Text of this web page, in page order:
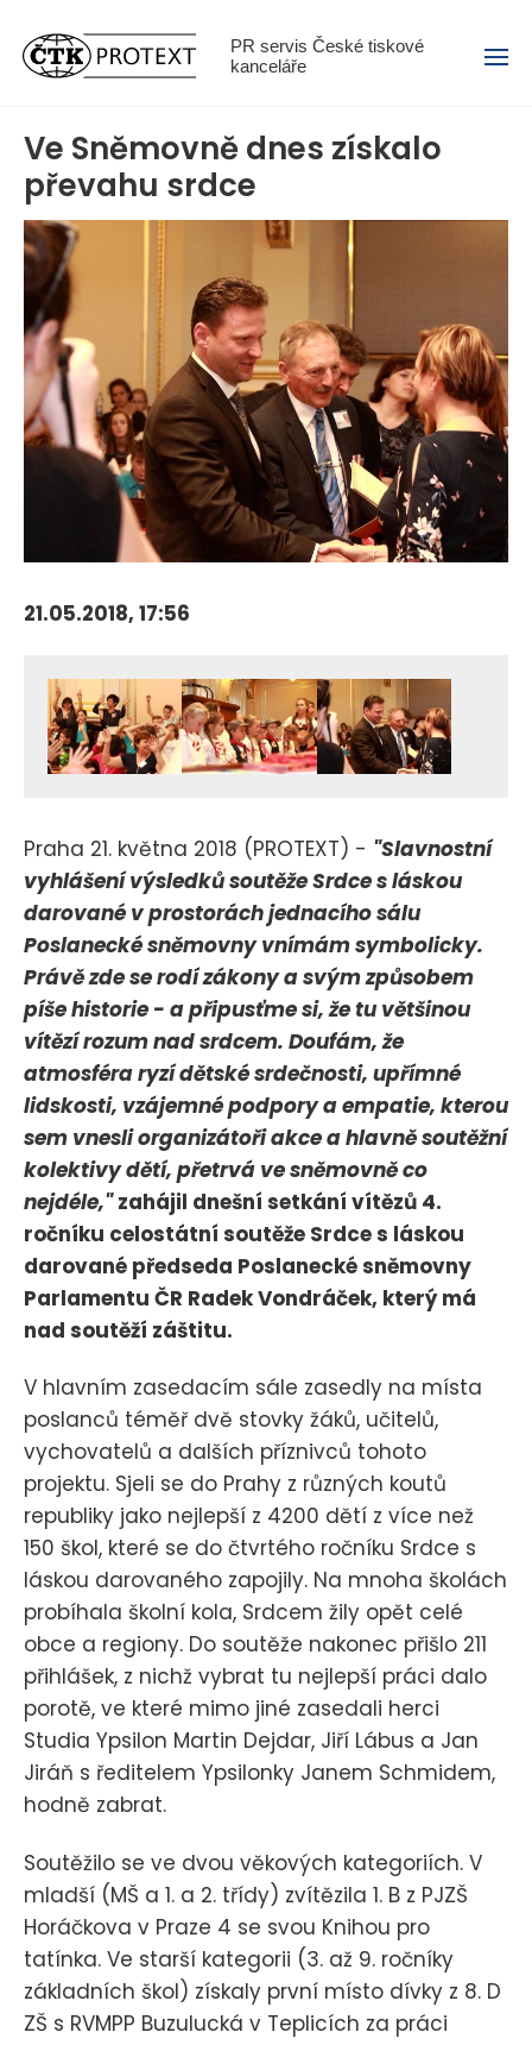
PR servis České tiskové
kanceláře
Menu
Ve Sněmovně dnes získalo
převahu srdce
21.05.2018, 17:56
Praha 21. května 2018 (PROTEXT) - "Slavnostní
vyhlášení výsledků soutěže Srdce s láskou
darované v prostorách jednacího sálu
Poslanecké sněmovny vnímám symbolicky.
Právě zde se rodí zákony a svým způsobem
píše historie - a připusťme si, že tu většinou
vítězí rozum nad srdcem. Doufám, že
atmosféra ryzí dětské srdečnosti, upřímné
lidskosti, vzájemné podpory a empatie, kterou
sem vnesli organizátoři akce a hlavně soutěžní
kolektivy dětí, přetrvá ve sněmovně co
nejdéle,"zahájil dnešní setkání vítězů 4.
ročníku celostátní soutěže Srdce s láskou
darované předseda Poslanecké sněmovny
Parlamentu ČR Radek Vondráček, který má
nad soutěží záštitu.
V hlavním zasedacím sále zasedly na místa
poslanců téměř dvě stovky žáků, učitelů,
vychovatelů a dalších příznivců tohoto
projektu. Sjeli se do Prahy z různých koutů
republiky jako nejlepší z 4200 dětí z více než
150 škol, které se do čtvrtého ročníku Srdce s
láskou darovaného zapojily. Na mnoha školách
probíhala školní kola, Srdcem žily opět celé
obce a regiony. Do soutěže nakonec přišlo 211
přihlášek, z nichž vybrat tu nejlepší práci dalo
porotě, ve které mimo jiné zasedali herci
Studia Ypsilon Martin Dejdar, Jiří Lábus a Jan
Jiráň s ředitelem Ypsilonky Janem Schmidem,
hodně zabrat.
Soutěžilo se ve dvou věkových kategoriích. V
mladší (MŠ a 1. a 2. třídy) zvítězila 1. B z PJZŠ
Horáčkova v Praze 4 se svou Knihou pro
tatínka. Ve starší kategorii (3. až 9. ročníky
základních škol) získaly první místo dívky z 8. D
ZŠ s RVMPP Buzulucká v Teplicích za práci